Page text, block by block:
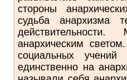
стороны
судьба анархизма
анархическим
социальных
единственно на